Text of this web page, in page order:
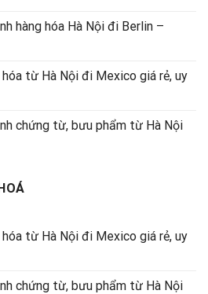
hàng hóa Hà Nội đi Berlin –
hóa từ Hà Nội đi Mexico giá rẻ, uy
chứng từ, bưu phẩm từ Hà Nội
hóa từ Hà Nội đi Mexico giá rẻ, uy
chứng từ, bưu phẩm từ Hà Nội